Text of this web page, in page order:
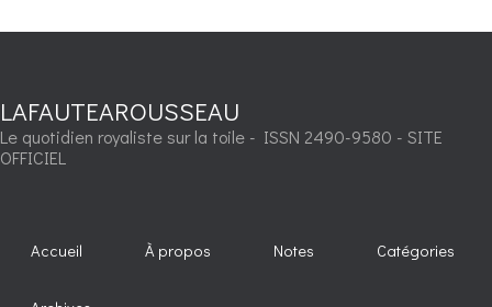
LAFAUTEAROUSSEAU
Le quotidien royaliste sur la toile - ISSN 2490-9580 - SITE
OFFICIEL
Accueil À propos Notes Catégories